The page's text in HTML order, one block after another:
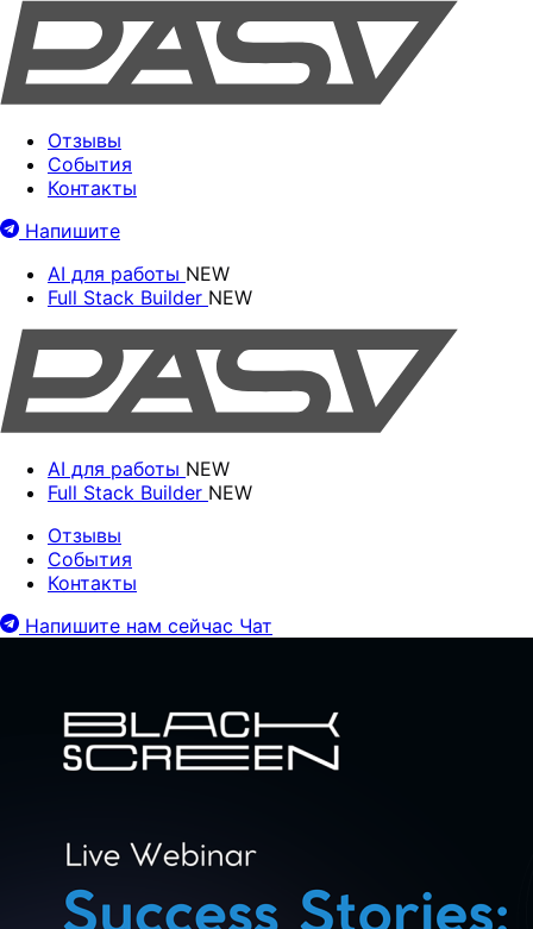
Отзывы
События
Контакты
Напишите
AI для работы NEW
Full Stack Builder NEW
AI для работы NEW
Full Stack Builder NEW
Отзывы
События
Контакты
Напишите нам сейчас Чат